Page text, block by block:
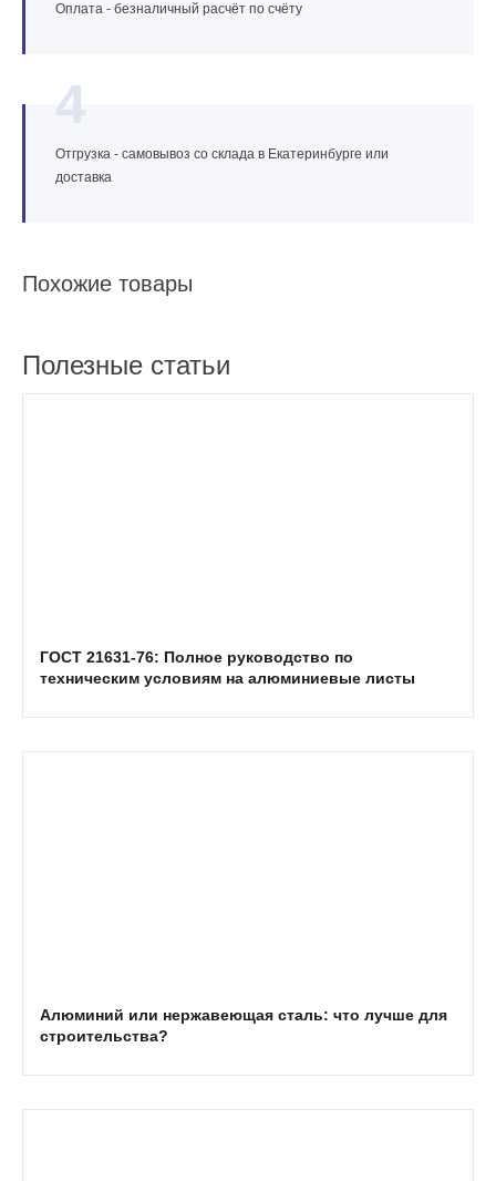
Оплата - безналичный расчёт по счёту
4
Отгрузка - самовывоз со склада в Екатеринбурге или
доставка
Похожие товары
Полезные статьи
ГОСТ 21631-76: Полное руководство по
техническим условиям на алюминиевые листы
Алюминий или нержавеющая сталь: что лучше для
строительства?